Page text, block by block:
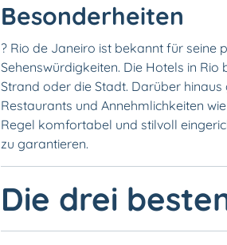
Besonderheiten
? Rio de Janeiro ist bekannt für seine
Sehenswürdigkeiten. Die Hotels in
Strand oder die Stadt. Darüber
Restaurants und Annehmlichkeiten
Regel komfortabel und stilvoll
zu garantieren.
Die drei